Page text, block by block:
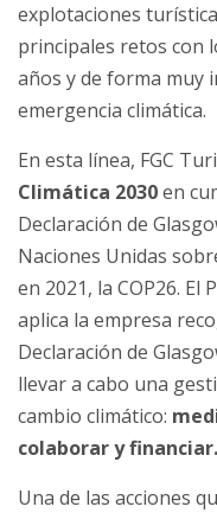
explotaciones
principales retos con
años y de forma muy
emergencia climática.
En esta línea, FGC
Climática 2030en
Declaración de
Naciones Unidas
en 2021, la COP26. El
aplica la empresa
Declaración de
llevar a cabo una
cambio climático:
colaborar y financiar.
Una de las acciones